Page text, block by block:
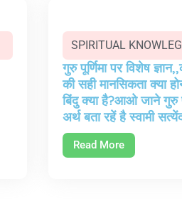
SPIRITUAL
गुरु पूर्णिमा पर विशेष
की सही मानसिकता क्या
बिंदु क्या है?आओ जाने गुरु
अर्थ बता रहें है स्वामी
Read More